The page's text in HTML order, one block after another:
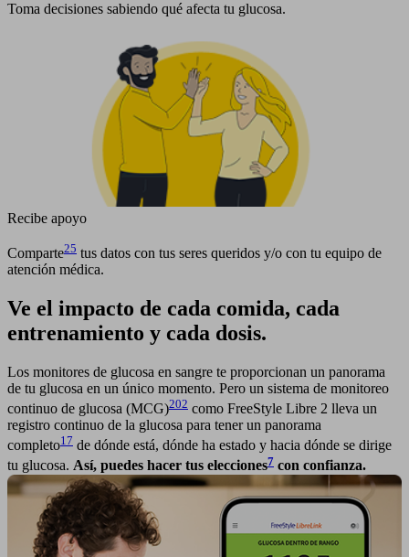
Toma decisiones sabiendo qué afecta tu glucosa.
Recibe apoyo
Comparte25 tus datos con tus seres queridos y/o con tu equipo de
atención médica.
Ve el impacto de cada comida, cada
entrenamiento y cada dosis.
Los monitores de glucosa en sangre te proporcionan un panorama
de tu glucosa en un único momento. Pero un sistema de monitoreo
continuo de glucosa (MCG)202 como FreeStyle Libre 2 lleva un
registro continuo de la glucosa para tener un panorama
completo17 de dónde está, dónde ha estado y hacia dónde se dirige
tu glucosa. Así, puedes hacer tus elecciones7 con confianza.